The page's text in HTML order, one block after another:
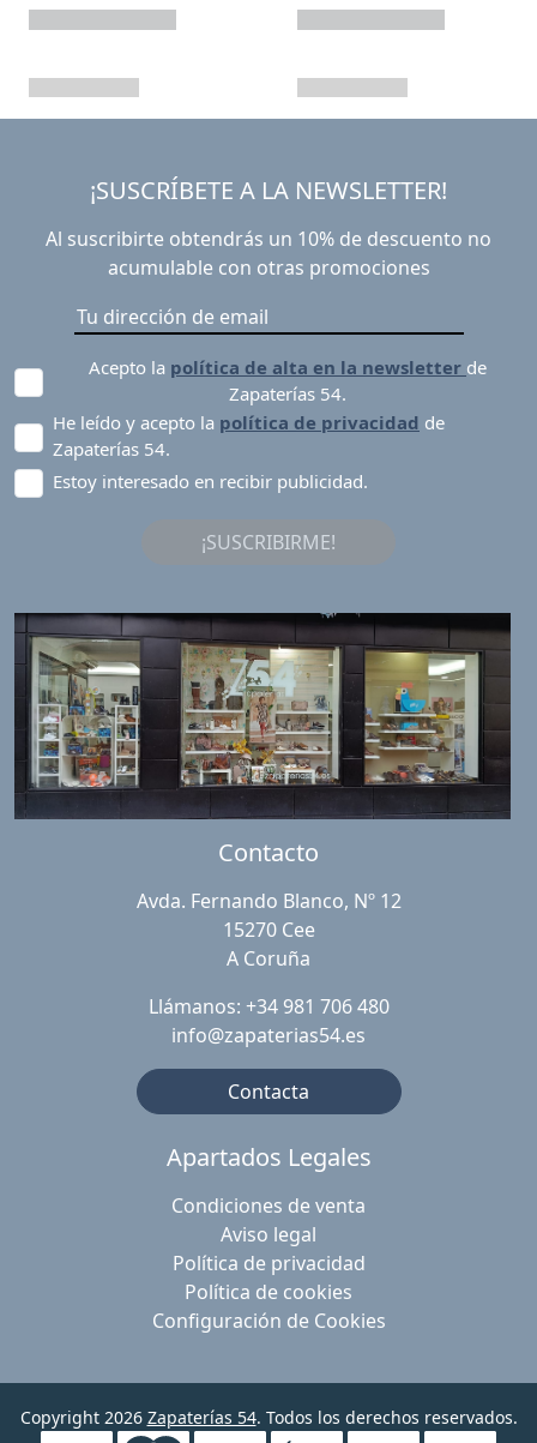
¡SUSCRÍBETE A LA NEWSLETTER!
Al suscribirte obtendrás un 10% de descuento no
acumulable con otras promociones
Acepto la política de alta en la newsletter de
Zapaterías 54.
He leído y acepto la política de privacidad de
Zapaterías 54.
Estoy interesado en recibir publicidad.
¡SUSCRIBIRME!
Contacto
Avda. Fernando Blanco, Nº 12
15270 Cee
A Coruña
Llámanos: +34 981 706 480
info@zapaterias54.es
Contacta
Apartados Legales
Condiciones de venta
Aviso legal
Política de privacidad
Política de cookies
Configuración de Cookies
Copyright 2026 Zapaterías 54. Todos los derechos reservados.